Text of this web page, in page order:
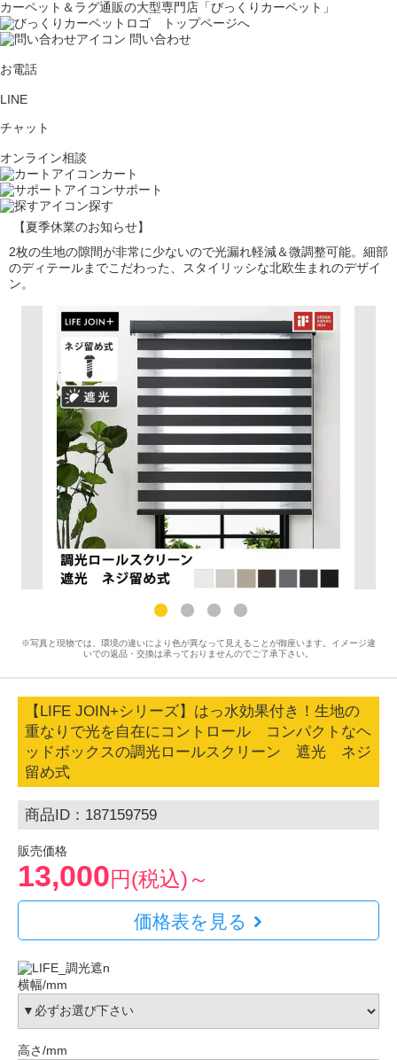
カーペット＆ラグ通販の大型専門店「びっくりカーペット」
問い合わせ
お電話
LINE
チャット
オンライン相談
カート
サポート
探す
【夏季休業のお知らせ】
2枚の生地の隙間が非常に少ないので光漏れ軽減＆微調整可能。細部
のディテールまでこだわった、スタイリッシな北欧生まれのデザイ
ン。
※写真と現物では、環境の違いにより色が異なって見えることが御座います。イメージ違
いでの返品・交換は承っておりませんのでご了承下さい。
【LIFE JOIN+シリーズ】はっ水効果付き！生地の
重なりで光を自在にコントロール コンパクトなヘ
ッドボックスの調光ロールスクリーン 遮光 ネジ
留め式
商品ID：187159759
販売価格
13,000円(税込)～
価格表を見る
横幅/mm
高さ/mm